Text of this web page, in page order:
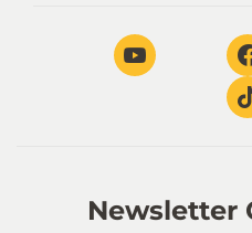
Newsletter